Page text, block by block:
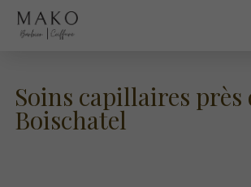
Soins capillaires près
Boischatel